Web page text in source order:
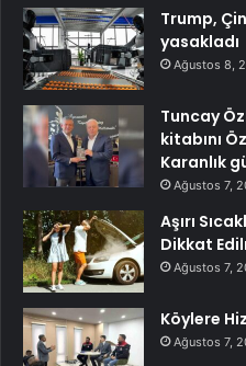
Trump,
yasakladı
Ağustos 8,
Tuncay
kitabını
Karanlık
Ağustos 7,
Aşırı
Dikkat
Ağustos 7,
Köylere
Ağustos 7,